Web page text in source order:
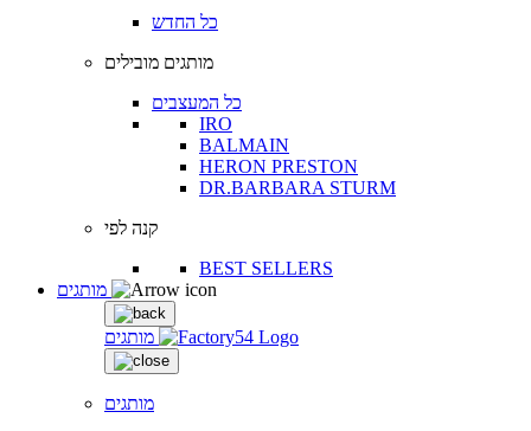
כל החדש
מותגים מובילים
כל המעצבים
IRO
BALMAIN
HERON PRESTON
DR.BARBARA STURM
קנה לפי
BEST SELLERS
מותגים
מותגים